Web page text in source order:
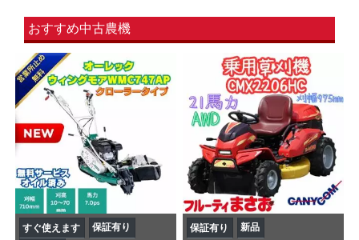
おすすめ中古農機
すぐ使えます
保証有り
保証有り 新品